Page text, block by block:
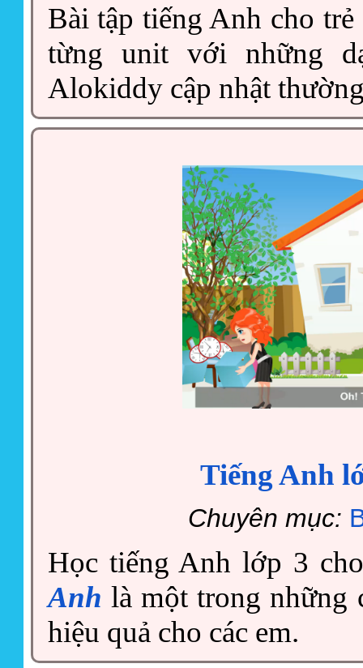
Bài tập tiếng Anh cho
từng unit với những
Alokiddy cập nhật
Tiếng Anh
Chuyên mục:
Học tiếng Anh lớp 3
Anh là một trong những
hiệu quả cho các em.